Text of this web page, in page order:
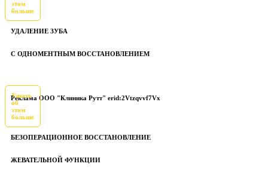
этом
больше
УДАЛЕНИЕ ЗУБА
С ОДНОМЕНТНЫМ ВОССТАНОВЛЕНИЕМ
Реклама ООО "Клиника Рутт" erid:2Vtzqvvf7Vx
Узнать
об
этом
больше
БЕЗОПЕРАЦИОННОЕ ВОССТАНОВЛЕНИЕ
ЖЕВАТЕЛЬНОЙ ФУНКЦИИ